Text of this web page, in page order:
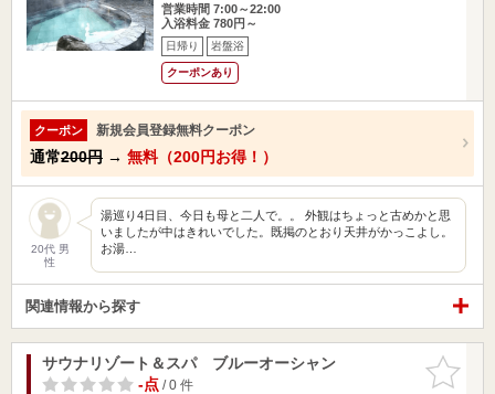
営業時間 7:00～22:00
入浴料金 780円～
日帰り 岩盤浴
クーポンあり
クーポン 新規会員登録無料クーポン
通常200円 → 無料（200円お得！）
20代 男
性
湯巡り4日目、今日も母と二人で。。 外観はちょっと古めかと思
いましたが中はきれいでした。既掲のとおり天井がかっこよし。
お湯…
関連情報から探す
お気に入
りに追加
サウナリゾート＆スパ ブルーオーシャン
-点/ 0 件